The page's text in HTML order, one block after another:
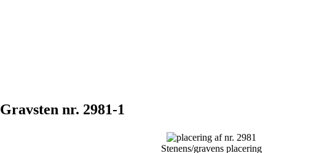
Gravsten nr. 2981-1
Stenens/gravens placering